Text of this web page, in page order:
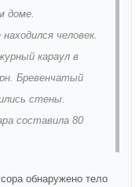
доме.
человек.
караул в
Бревенчатый
стены.
составила 80
обнаружено тело